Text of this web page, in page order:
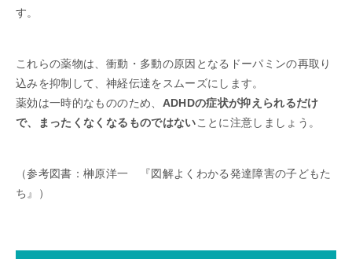
す。
これらの薬物は、衝動・多動の原因となるドーパミンの再取り
込みを抑制して、神経伝達をスムーズにします。
薬効は一時的なもののため、 ADHDの症状が抑えられるだけ
で、まったくなくなるものではないことに注意しましょう。
（参考図書：榊原洋一 『図解よくわかる発達障害の子どもた
ち』）